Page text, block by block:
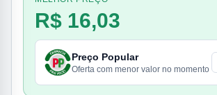
R$ 16,03
Preço Popular
Oferta com menor valor no momento